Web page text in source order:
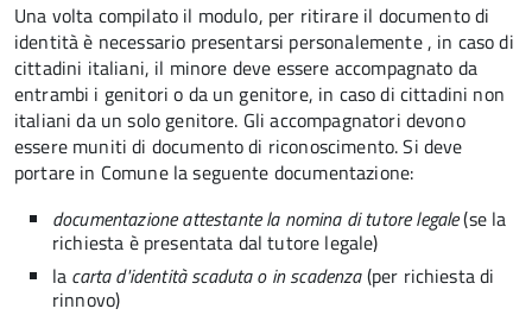
Una volta compilato il modulo, per ritirare il documento di
identità è necessario presentarsi personalemente , in caso di
cittadini italiani, il minore deve essere accompagnato da
entrambi i genitori o da un genitore, in caso di cittadini non
italiani da un solo genitore. Gli accompagnatori devono
essere muniti di documento di riconoscimento. Si deve
portare in Comune la seguente documentazione:
documentazione attestante la nomina di tutore legale(se la
richiesta è presentata dal tutore legale)
la carta d'identità scaduta o in scadenza(per richiesta di
rinnovo)